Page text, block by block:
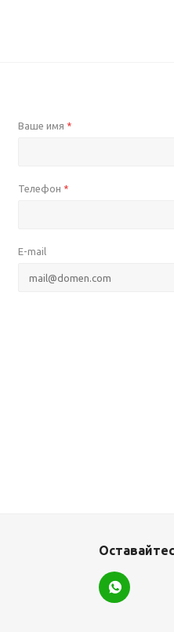
Ваше имя *
Телефон *
E-mail